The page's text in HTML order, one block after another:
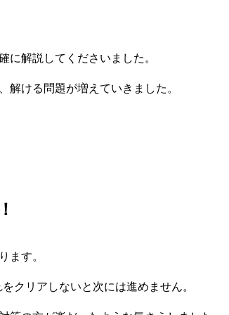
解説してくださいました。
ける問題が増えていきました。
ます。
クリアしないと次には進めません。